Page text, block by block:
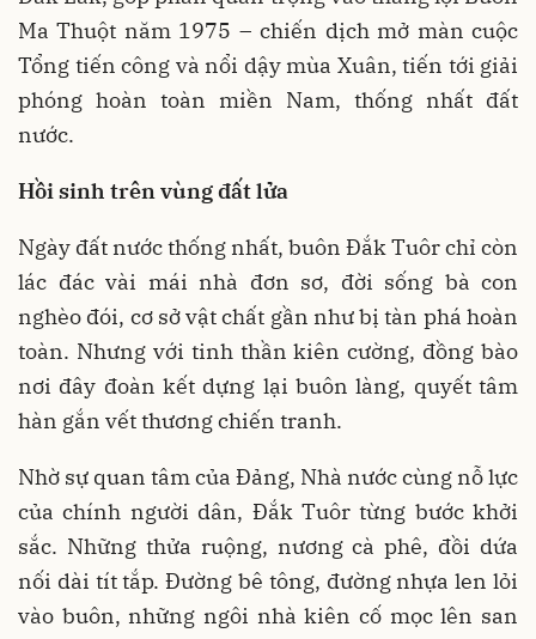
Ma Thuột năm 1975 – chiến dịch mở màn cuộc
Tổng tiến công và nổi dậy mùa Xuân, tiến tới giải
phóng hoàn toàn miền Nam, thống nhất đất
nước.
Hồi sinh trên vùng đất lửa
Ngày đất nước thống nhất, buôn Đắk Tuôr chỉ còn
lác đác vài mái nhà đơn sơ, đời sống bà con
nghèo đói, cơ sở vật chất gần như bị tàn phá hoàn
toàn. Nhưng với tinh thần kiên cường, đồng bào
nơi đây đoàn kết dựng lại buôn làng, quyết tâm
hàn gắn vết thương chiến tranh.
Nhờ sự quan tâm của Đảng, Nhà nước cùng nỗ lực
của chính người dân, Đắk Tuôr từng bước khởi
sắc. Những thửa ruộng, nương cà phê, đồi dứa
nối dài tít tắp. Đường bê tông, đường nhựa len lỏi
vào buôn, những ngôi nhà kiên cố mọc lên san